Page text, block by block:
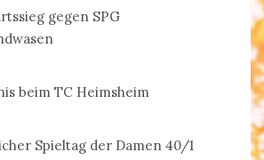
gegen SPG
beim TC Heimsheim
Spieltag der Damen 40/1